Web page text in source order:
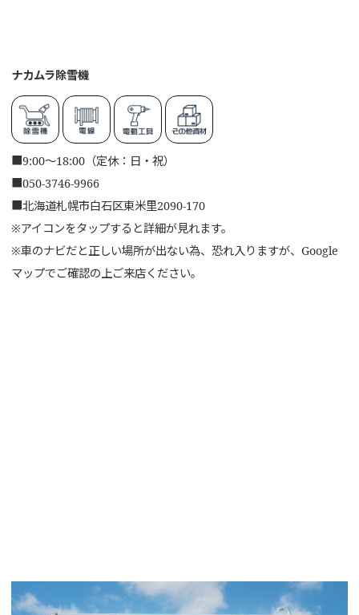
ナカムラ除雪機
■9:00～18:00（定休：日・祝）
■050-3746-9966
■北海道札幌市白石区東米里2090-170
※アイコンをタップすると詳細が見れます。
※車のナビだと正しい場所が出ない為、恐れ入りますが、Google
マップでご確認の上ご来店ください。